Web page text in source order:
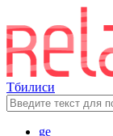
Тбилиси
ge